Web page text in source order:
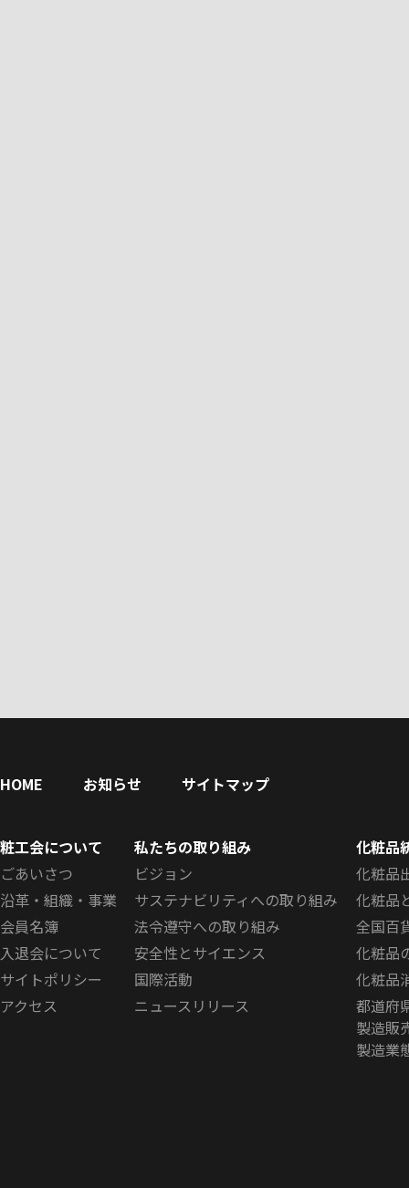
HOME お知らせ サイトマップ
粧工会について
ごあいさつ
沿革・組織・事業
会員名簿
入退会について
サイトポリシー
アクセス
私たちの取り組み
ビジョン
サステナビリティへの取り組み
法令遵守への取り組み
安全性とサイエンス
国際活動
ニュースリリース
化粧品
化粧品
化粧品
全国百
化粧品
化粧品
都道府
製造販
製造業